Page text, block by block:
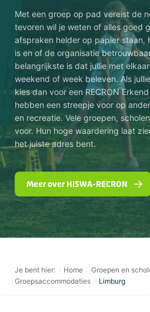
Met een groep op pad vereist de
tevoren wil je weten of alles goed
afspraken helder op papier staan,
is en of de organisatie
belangrijkste is dat jullie met
weekend of week beleven. Als
kies dan voor een RECRON
hebben een streepje voor op
en recreatie. Vele groepen,
voor. Hun hoge waardering laat
het juiste adres bent.
Meer over HISWA-RECRON
Je bent hier: Home
Groepen en
Groepsaccommodaties
Limburg